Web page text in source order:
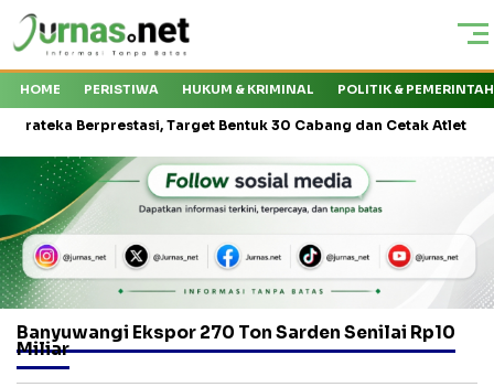
HOME PERISTIWA HUKUM & KRIMINAL POLITIK &
Berprestasi, Target Bentuk 30 Cabang dan Cetak Atlet Nasional
Banyuwangi Ekspor 270 Ton Sarden Senilai Rp10
Miliar